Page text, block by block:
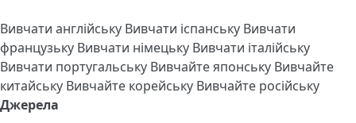
Вивчати англійську Вивчати іспанську Вивчати
французьку Вивчати німецьку Вивчати італійську
Вивчати португальську Вивчайте японську Вивчайте
китайську Вивчайте корейську Вивчайте російську
Джерела